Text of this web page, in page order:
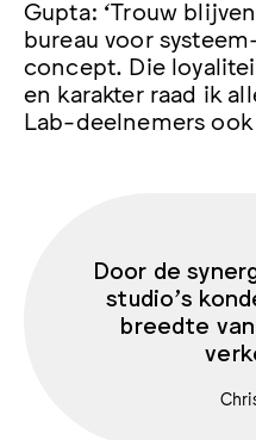
Gupta: ‘Trouw
bureau voor
concept. Die
en karakter raad ik
Lab-deelnemers ook
Door de
studio’s
breedte